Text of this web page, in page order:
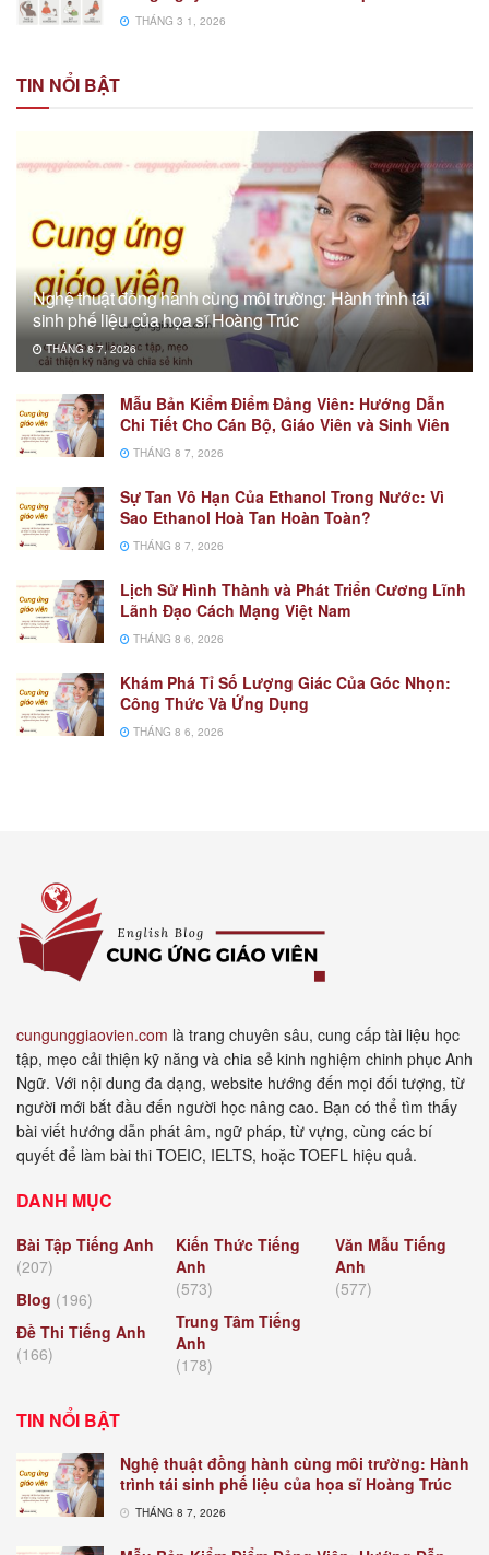
THÁNG 3 1, 2026
TIN NỔI BẬT
Nghệ thuật đồng hành cùng môi trường: Hành trình tái
sinh phế liệu của họa sĩ Hoàng Trúc
THÁNG 8 7, 2026
Mẫu Bản Kiểm Điểm Đảng Viên: Hướng Dẫn
Chi Tiết Cho Cán Bộ, Giáo Viên và Sinh Viên
THÁNG 8 7, 2026
Sự Tan Vô Hạn Của Ethanol Trong Nước: Vì
Sao Ethanol Hoà Tan Hoàn Toàn?
THÁNG 8 7, 2026
Lịch Sử Hình Thành và Phát Triển Cương Lĩnh
Lãnh Đạo Cách Mạng Việt Nam
THÁNG 8 6, 2026
Khám Phá Tỉ Số Lượng Giác Của Góc Nhọn:
Công Thức Và Ứng Dụng
THÁNG 8 6, 2026
cungunggiaovien.com là trang chuyên sâu, cung cấp tài liệu học
tập, mẹo cải thiện kỹ năng và chia sẻ kinh nghiệm chinh phục Anh
Ngữ. Với nội dung đa dạng, website hướng đến mọi đối tượng, từ
người mới bắt đầu đến người học nâng cao. Bạn có thể tìm thấy
bài viết hướng dẫn phát âm, ngữ pháp, từ vựng, cùng các bí
quyết để làm bài thi TOEIC, IELTS, hoặc TOEFL hiệu quả.
DANH MỤC
Bài Tập Tiếng Anh
(207)
Blog (196)
Đề Thi Tiếng Anh
(166)
Kiến Thức Tiếng
Anh
(573)
Trung Tâm Tiếng
Anh
(178)
Văn Mẫu Tiếng
Anh
(577)
TIN NỔI BẬT
Nghệ thuật đồng hành cùng môi trường: Hành
trình tái sinh phế liệu của họa sĩ Hoàng Trúc
THÁNG 8 7, 2026